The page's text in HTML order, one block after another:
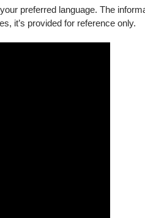
preferred language. The
it’s provided for reference only.